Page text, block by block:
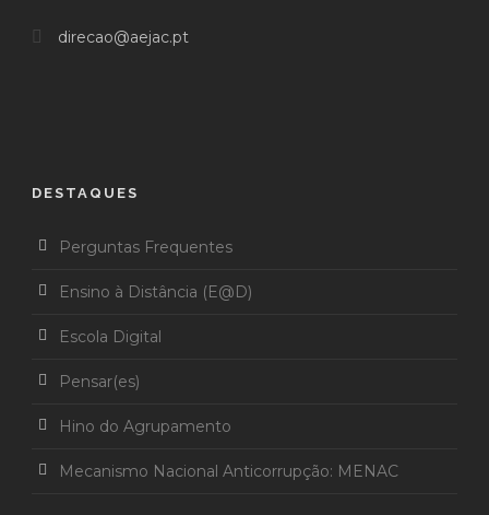
direcao@aejac.pt
DESTAQUES
Perguntas Frequentes
Ensino à Distância (E@D)
Escola Digital
Pensar(es)
Hino do Agrupamento
Mecanismo Nacional Anticorrupção: MENAC